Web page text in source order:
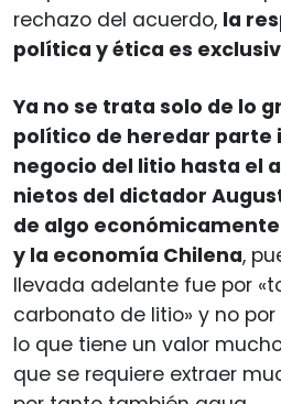
rechazo del acuerdo, la
política y ética es
Ya no se trata solo de lo
político de heredar parte
negocio del litio hasta el
nietos del dictador
de algo
y la economía Chilena,
llevada adelante fue por
carbonato de litio» y no por
lo que tiene un valor
que se requiere extraer